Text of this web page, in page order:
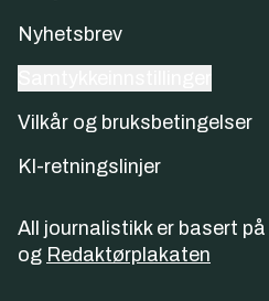
Nyhetsbrev
Vilkår og bruksbetingelser
KI-retningslinjer
All journalistikk er basert på
og Redaktørplakaten